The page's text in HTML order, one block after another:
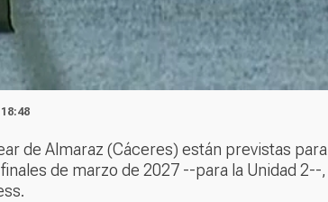
de Almaraz (Cáceres) están previstas para
de marzo de 2027 --para la Unidad 2--,